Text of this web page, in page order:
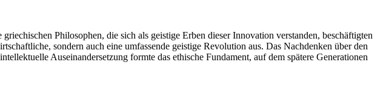
Philosophen, die sich als geistige Erben dieser Innovation verstanden, beschäftigten
sondern auch eine umfassende geistige Revolution aus. Das Nachdenken über den
Auseinandersetzung formte das ethische Fundament, auf dem spätere Generationen